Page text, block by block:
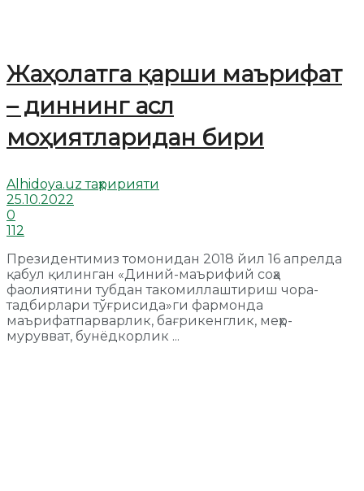
Жаҳолатга қарши маърифат
– диннинг асл
моҳиятларидан бири
Alhidoya.uz таҳририяти
25.10.2022
0
112
Президентимиз томонидан 2018 йил 16 апрелда
қабул қилинган «Диний-маърифий соҳа
фаолиятини тубдан такомиллаштириш чора-
тадбирлари тўғрисида»ги фармонда
маърифатпарварлик, бағрикенглик, меҳр-
мурувват, бунёдкорлик ...